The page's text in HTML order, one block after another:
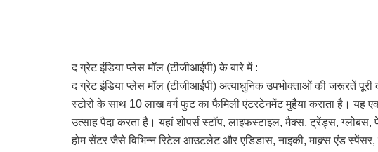
द ग्रेट इंडिया प्लेस मॉल (टीजीआईपी) के बारे में :
द ग्रेट इंडिया प्लेस मॉल (टीजीआईपी) अत्याधुनिक उपभोक्ताओं की जरूरतें
स्टोरों के साथ 10 लाख वर्ग फुट का फैमिली एंटरटेनमेंट मुहैया कराता है। यह
उत्साह पैदा करता है। यहां शोपर्स स्टॉप, लाइफस्टाइल, मैक्स, ट्रेंड्स, ग्लोबस,
होम सेंटर जैसे विभिन्न रिटेल आउटलेट और एडिडास, नाइकी, माक्र्स एंड